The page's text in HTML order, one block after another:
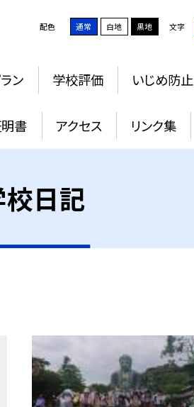
配色 通常 白地 黒地 文字
ン 学校評価 いじめ防止
書 アクセス リンク集
日記